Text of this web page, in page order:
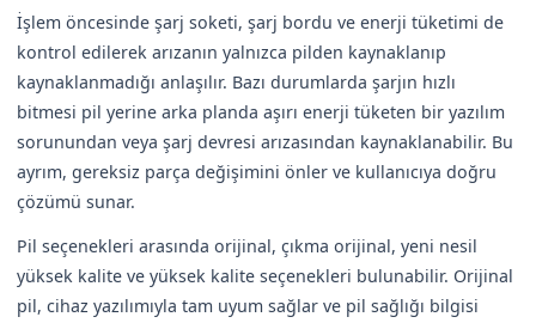
İşlem öncesinde şarj soketi, şarj bordu ve enerji tüketimi de
kontrol edilerek arızanın yalnızca pilden kaynaklanıp
kaynaklanmadığı anlaşılır. Bazı durumlarda şarjın hızlı
bitmesi pil yerine arka planda aşırı enerji tüketen bir yazılım
sorunundan veya şarj devresi arızasından kaynaklanabilir. Bu
ayrım, gereksiz parça değişimini önler ve kullanıcıya doğru
çözümü sunar.
Pil seçenekleri arasında orijinal, çıkma orijinal, yeni nesil
yüksek kalite ve yüksek kalite seçenekleri bulunabilir. Orijinal
pil, cihaz yazılımıyla tam uyum sağlar ve pil sağlığı bilgisi